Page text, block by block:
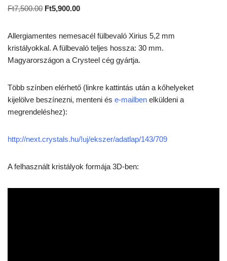
Ft7,500.00 Ft5,900.00
Allergiamentes nemesacél fülbevaló Xirius 5,2 mm
kristályokkal. A fülbevaló teljes hossza: 30 mm.
Magyarországon a Crysteel cég gyártja.
Több színben elérhető (linkre kattintás után a kőhelyeket
kijelölve beszínezni, menteni és e-mailben elküldeni a
megrendeléshez):
http://next.crystals.hu/!uj/ekszer/adatlap/143/709
A felhasznált kristályok formája 3D-ben: